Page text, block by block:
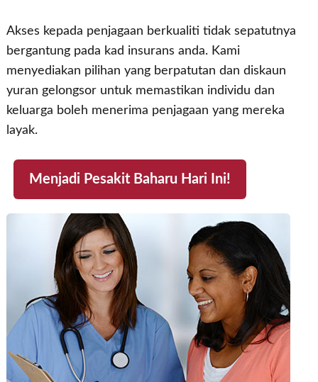
Akses kepada penjagaan berkualiti tidak sepatutnya
bergantung pada kad insurans anda. Kami
menyediakan pilihan yang berpatutan dan diskaun
yuran gelongsor untuk memastikan individu dan
keluarga boleh menerima penjagaan yang mereka
layak.
Menjadi Pesakit Baharu Hari Ini!